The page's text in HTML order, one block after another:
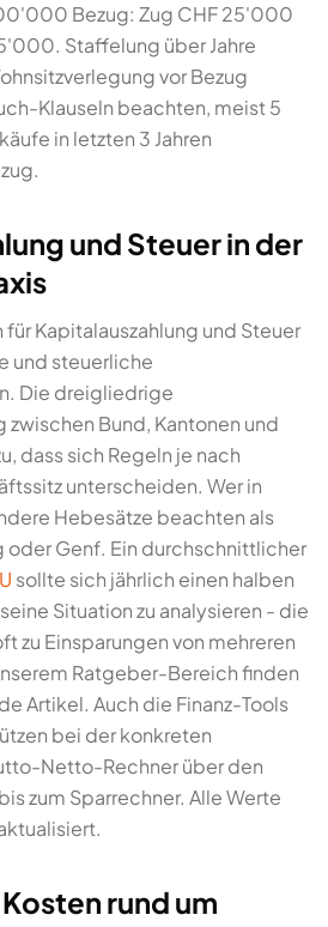
Bezug: Zug CHF 25'000
Staffelung über Jahre
vor Bezug
Klauseln beachten, meist 5
in letzten 3 Jahren
und Steuer in der
Kapitalauszahlung und Steuer
und steuerliche
Die dreigliedrige
Bund, Kantonen und
dass sich Regeln je nach
unterscheiden. Wer in
Hebesätze beachten als
oder Genf. Ein durchschnittlicher
sollte sich jährlich einen halben
Situation zu analysieren - die
zu Einsparungen von mehreren
Ratgeber-Bereich finden
Artikel. Auch die Finanz-Tools
bei der konkreten
Netto-Rechner über den
zum Sparrechner. Alle Werte
rund um